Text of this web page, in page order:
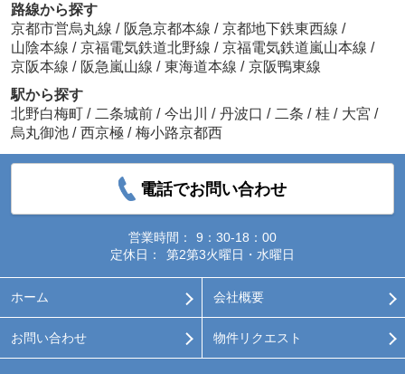
路線から探す
京都市営烏丸線 / 阪急京都本線 / 京都地下鉄東西線 /
山陰本線 / 京福電気鉄道北野線 / 京福電気鉄道嵐山本線 /
京阪本線 / 阪急嵐山線 / 東海道本線 / 京阪鴨東線
駅から探す
北野白梅町 / 二条城前 / 今出川 / 丹波口 / 二条 / 桂 / 大宮 /
烏丸御池 / 西京極 / 梅小路京都西
電話でお問い合わせ
営業時間：
9：30-18：00
定休日：
第2第3火曜日・水曜日
ホーム 会社概要
お問い合わせ 物件リクエスト